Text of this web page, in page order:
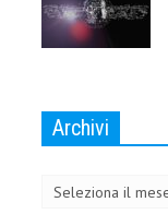
Archivi